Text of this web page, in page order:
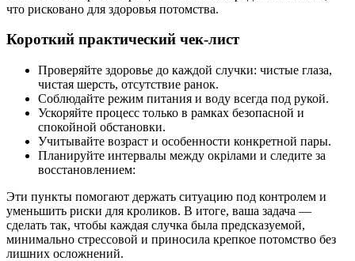
что рисковано для здоровья потомства.
Короткий практический чек-лист
Проверяйте здоровье до каждой случки: чистые глаза,
чистая шерсть, отсутствие ранок.
Соблюдайте режим питания и воду всегда под рукой.
Ускоряйте процесс только в рамках безопасной и
спокойной обстановки.
Учитывайте возраст и особенности конкретной пары.
Планируйте интервалы между окрілами и следите за
восстановлением:
Эти пункты помогают держать ситуацию под контролем и
уменьшить риски для кроликов. В итоге, ваша задача —
сделать так, чтобы каждая случка была предсказуемой,
минимально стрессовой и приносила крепкое потомство без
лишних осложнений.